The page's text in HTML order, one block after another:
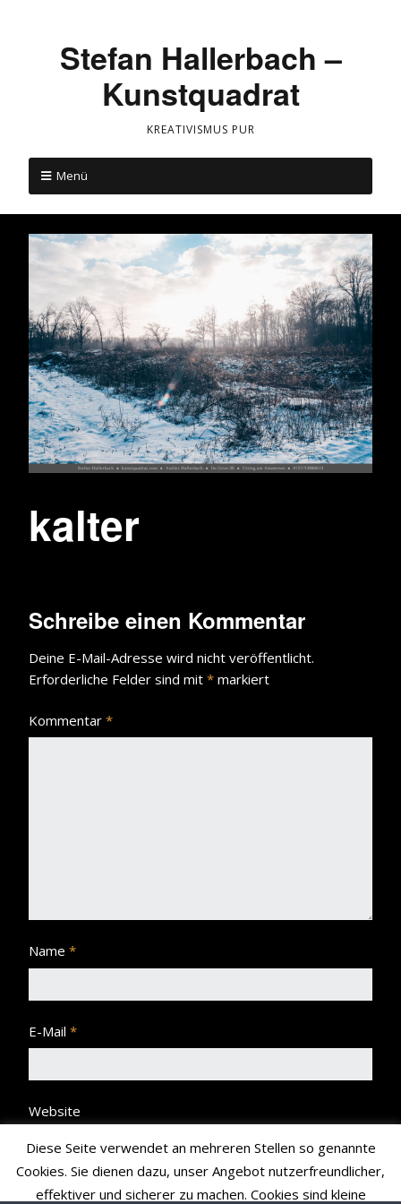
Stefan Hallerbach –
Kunstquadrat
KREATIVISMUS PUR
Menü
kalter
Schreibe einen Kommentar
Deine E-Mail-Adresse wird nicht veröffentlicht.
Erforderliche Felder sind mit * markiert
Kommentar *
Name *
E-Mail *
Website
Diese Seite verwendet an mehreren Stellen so genannte
Cookies. Sie dienen dazu, unser Angebot nutzerfreundlicher,
effektiver und sicherer zu machen. Cookies sind kleine